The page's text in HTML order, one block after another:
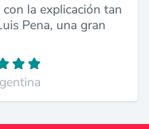
la explicación tan
Pena, una gran